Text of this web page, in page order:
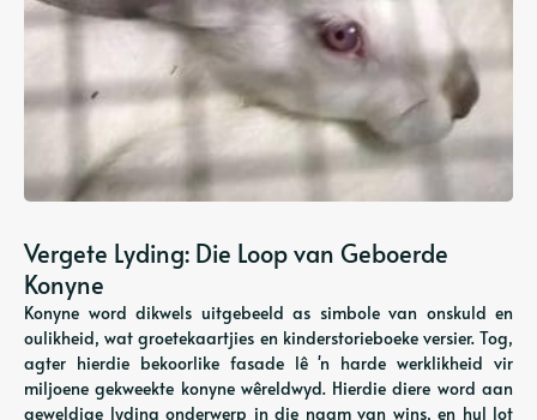
Vergete Lyding: Die Loop van Geboerde
Konyne
Konyne word dikwels uitgebeeld as simbole van onskuld en
oulikheid, wat groetekaartjies en kinderstorieboeke versier. Tog,
agter hierdie bekoorlike fasade lê 'n harde werklikheid vir
miljoene gekweekte konyne wêreldwyd. Hierdie diere word aan
geweldige lyding onderwerp in die naam van wins, en hul lot